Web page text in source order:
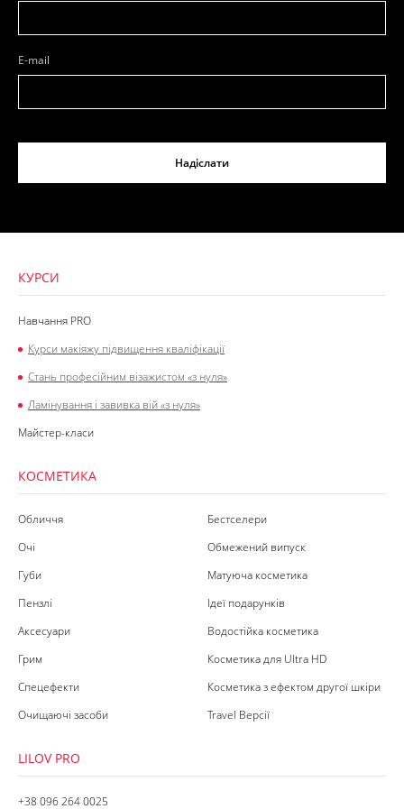
E-mail
Надіслати
КУРСИ
Навчання PRO
Курси макіяжу підвищення кваліфікації
Стань професійним візажистом «з нуля»
Ламінування і завивка вій «з нуля»
Майстер-класи
КОСМЕТИКА
Обличчя
Очі
Губи
Пензлі
Аксесуари
Грим
Спецефекти
Очищаючі засоби
Бестселери
Обмежений випуск
Матуюча косметика
Ідеї подарунків
Водостійка косметика
Косметика для Ultra HD
Косметика з ефектом другої шкіри
Travel Версії
LILOV PRO
+38 096 264 0025